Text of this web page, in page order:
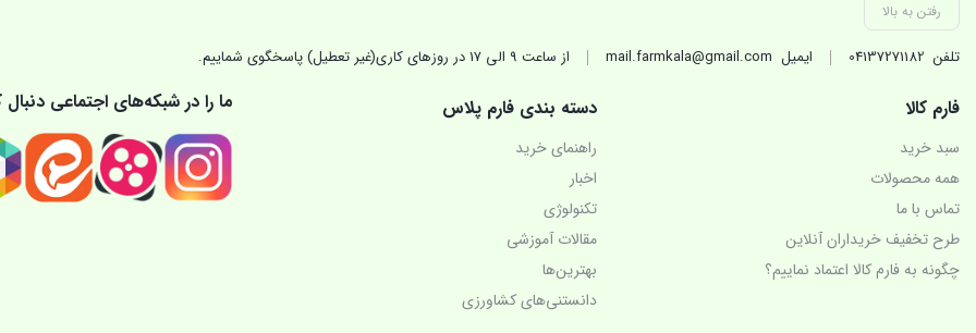
پمپ گازوئیل کش
چراغ قوه پیشانی بند
چراغ قوه شارژی و چراغ پیشانی (هدلایت)
خرید و قیمت چراغ قوه شارژی
رفتن به بالا
تلفن 04137271182 ایمیل mail.farmkala@gmail.com از ساعت 9 الی 17 در روزهای کاری(غیر تعطیل) پاسخگوی شماییم.
فارم کالا
سبد خرید
همه محصولات
تماس با ما
طرح تخفیف خریداران آنلاین
چگونه به فارم کالا اعتماد نماییم؟
دسته بندی فارم پلاس
راهنمای خرید
اخبار
تکنولوژی‌
مقالات آموزشی
بهترین‌ها
دانستنی‌های کشاورزی
ما را در شبکه‌های اجتماعی دنبال